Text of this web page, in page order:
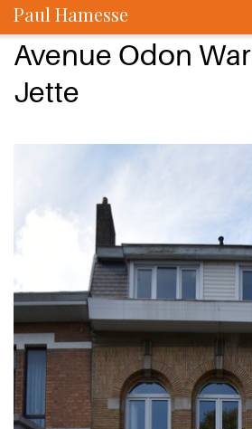
Paul Hamesse
Avenue Odon
Jette